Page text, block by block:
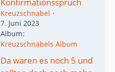
Kreuzschnabel
7. Juni 2023
Album
Kreuzschnabels Album
Da waren es noch 5 und